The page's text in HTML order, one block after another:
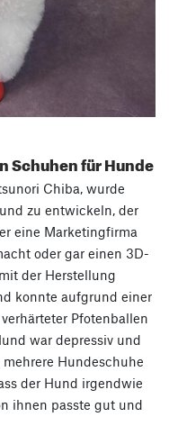
Schuhen für Hunde
Chiba, wurde
zu entwickeln, der
eine Marketingfirma
oder gar einen 3D-
der Herstellung
konnte aufgrund einer
Pfotenballen
war depressiv und
Hundeschuhe
der Hund irgendwie
ihnen passte gut und